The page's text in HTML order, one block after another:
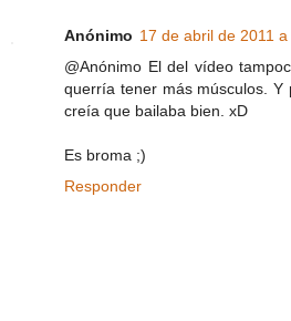
Anónimo 17 de abril de 2011
@Anónimo El del vídeo
querría tener más músculos.
creía que bailaba bien. xD
Es broma ;)
Responder